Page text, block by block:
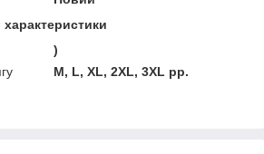
)
M, L, XL, 2XL, 3XL рр.